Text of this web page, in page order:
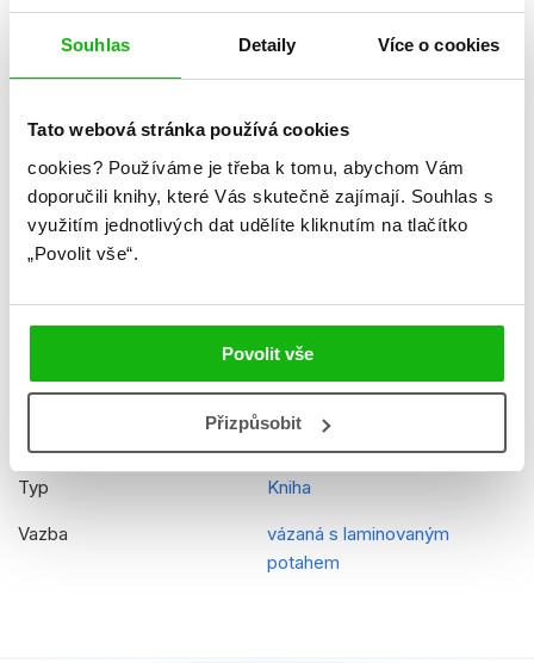
Souhlas Detaily Více o cookies
Tato webová stránka používá cookies
cookies? Používáme je třeba k tomu, abychom Vám
doporučili knihy, které Vás skutečně zajímají. Souhlas s
využitím jednotlivých dat udělíte kliknutím na tlačítko
„Povolit vše“.
Povolit vše
Přizpůsobit
Jazyk čeština
Řady Disney Princezna
Původní název
Původní jazyk angličtina
9788025252987
Věk od 4
Velká kniha pohádek
Typ Kniha
Vazba
vázaná s laminovaným
potahem